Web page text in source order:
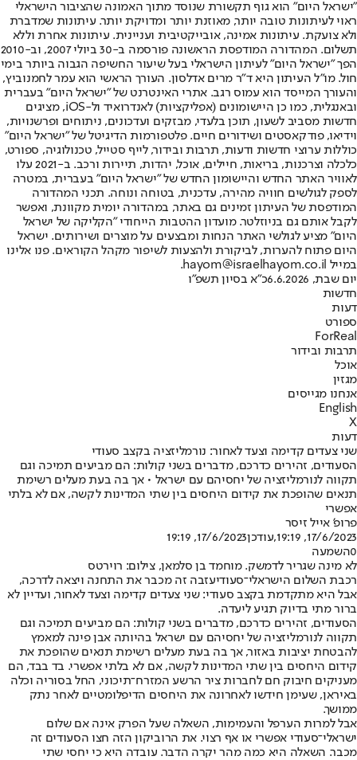
"ישראל היום" הוא גוף תקשורת שנוסד מתוך האמונה שהציבור הישראלי
ראוי לעיתונות טובה יותר, מאוזנת יותר ומדויקת יותר. עיתונות שמדברת
ולא צועקת. עיתונות אמינה, אובייקטיבית ועניינית. עיתונות אחרת וללא
תשלום. המהדורה המודפסת הראשונה פורסמה ב-30 ביולי 2007, וב-2010
הפך "ישראל היום" לעיתון הישראלי בעל שיעור החשיפה הגבוה ביותר בימי
חול. מו"ל העיתון היא ד"ר מרים אדלסון. העורך הראשי הוא עמר לחמנוביץ,
והעורך המייסד הוא עמוס רגב. אתרי האינטרנט של "ישראל היום" בעברית
ובאנגלית, כמו כן היישומונים (אפליקציות) לאנדרואיד ול-iOS, מציגים
חדשות מסביב לשעון, תוכן בלעדי, מבזקים ועדכונים, ניתוחים ופרשנויות,
וידיאו, פודקאסטים ושידורים חיים. פלטפורמות הדיגיטל של "ישראל היום"
כוללות ערוצי חדשות ודעות, תרבות ובידור, לייף סטייל, טכנולוגיה, ספורט,
כלכלה וצרכנות, בריאות, חיילים, אוכל, יהדות, תיירות ורכב. ב-2021 עלו
לאוויר האתר החדש והיישומון החדש של "ישראל היום" בעברית, במטרה
לספק לגולשים חוויה מהירה, עדכנית, בטוחה ונוחה. תכני המהדורה
המודפסת של העיתון זמינים גם באתר, במהדורה יומית מקוונת, ואפשר
לקבל אותם גם בניוזלטר. מועדון ההטבות הייחודי "הקליקה של ישראל
היום" מציע לגולשי האתר הנחות ומבצעים על מוצרים ושירותים. ישראל
היום פתוח להערות, לביקורת ולהצעות לשיפור מקהל הקוראים. פנו אלינו
במייל hayom@israelhayom.co.il.
יום שבת, 6.6.2026
כ"א בסיון תשפ"ו
חדשות
דעות
ספורט
ForReal
תרבות ובידור
אוכל
מגזין
אנחנו מגייסים
English
X
דעות
שני צעדים קדימה וצעד לאחור: נורמליזציה בקצב סעודי
הסעודים, זהירים כדרכם, מדברים בשני קולות: הם מביעים תמיכה וגם
תקווה לנורמליזציה של יחסיהם עם ישראל • אך בה בעת מעלים רשימת
תנאים שהופכת את קידום היחסים בין שתי המדינות לקשה, אם לא בלתי
אפשרי
פרופ' אייל זיסר
17/6/2023, 19:19
,עודכן17/6/2023, 19:19
0השמעה
לא מינה שגריר לדמשק. מוחמד בן סלמאן, צילום: רוירטס
רכבת השלום הישראלי־סעודיעזבה זה מכבר את התחנה ויצאה לדרכה,
אבל היא מתקדמת בקצב סעודי: שני צעדים קדימה וצעד לאחור, ועדיין לא
ברור מתי בדיוק תגיע ליעדה.
הסעודים, זהירים כדרכם, מדברים בשני קולות: הם מביעים תמיכה וגם
תקווה לנורמליזציה של יחסיהם עם ישראל בהיותה אבן פינה למאמץ
להבטחת יציבות באזור, אך בה בעת מעלים רשימת תנאים שהופכת את
קידום היחסים בין שתי המדינות לקשה, אם לא בלתי אפשרי. בד בבד, הם
מעניקים חיבוק חם לחברות ציר הרשע המזרח־תיכוני, החל בסוריה וכלה
באיראן, שעימן חידשו לאחרונה את היחסים הדיפלומטיים לאחר נתק
ממושך.
אבל למרות הערפל והעמימות, השאלה שעל הפרק אינה אם שלום
ישראלי־סעודי אפשרי או אף רצוי. את הרוביקון הזה חצו הסעודים זה
מכבר. השאלה היא כמה מהר יקרה הדבר. עובדה היא כי יחסי שתי